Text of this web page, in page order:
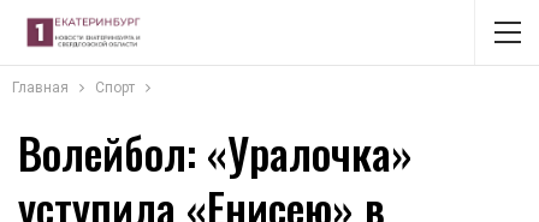
Главная Спорт
Волейбол: «Уралочка»
уступила «Енисею» в